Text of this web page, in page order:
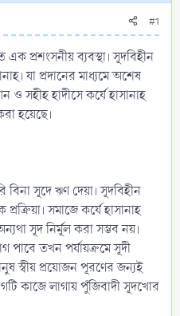
#1
এক প্রশংসনীয় ব্যবস্থা। সূদবিহীন
যা প্রদানের মাধ্যমে অশেষ
হাদীসে কর্যে হাসানাহ
হয়েছে।
সূদে ঋণ দেয়া। সূদবিহীন
সমাজে কর্যে হাসানাহ
সূদ নির্মূল করা সম্ভব নয়।
পাবে তখন পর্যায়ক্রমে সূদী
স্বীয় প্রয়োজন পূরণের জন্যই
কাজে লাগায় পুঁজিবাদী সূদখোর